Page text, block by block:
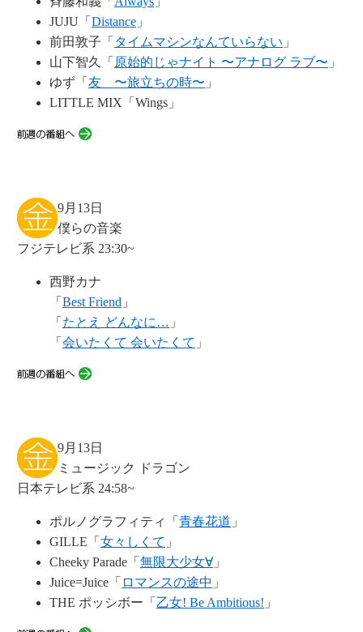
JUJU「 Distance 」
前田敦子「 タイムマシンなんていらない 」
山下智久「 原始的じゃナイト 〜アナログ ラブ〜 」
ゆず「 友 〜旅立ちの時〜 」
LITTLE MIX「Wings」
9月13日
僕らの音楽
フジテレビ系 23:30~
西野カナ
「 Best Friend 」
「 たとえ どんなに… 」
「 会いたくて 会いたくて 」
9月13日
ミュージック ドラゴン
日本テレビ系 24:58~
ポルノグラフィティ「 青春花道 」
GILLE「 女々しくて 」
Cheeky Parade「 無限大少女∀ 」
Juice=Juice「 ロマンスの途中 」
THE ポッシボー「 乙女! Be Ambitious! 」